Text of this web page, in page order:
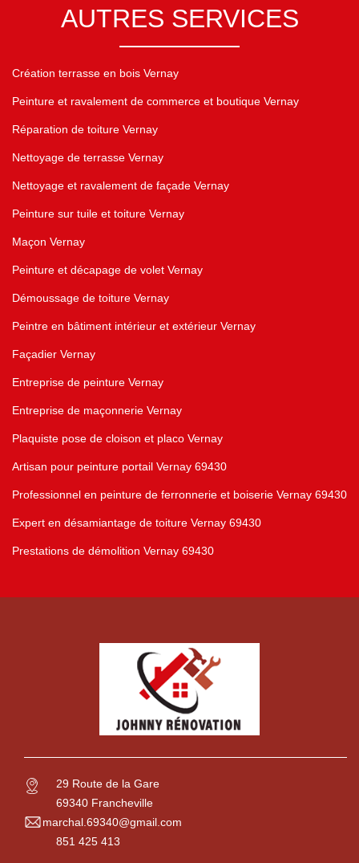
AUTRES SERVICES
Création terrasse en bois Vernay
Peinture et ravalement de commerce et boutique Vernay
Réparation de toiture Vernay
Nettoyage de terrasse Vernay
Nettoyage et ravalement de façade Vernay
Peinture sur tuile et toiture Vernay
Maçon Vernay
Peinture et décapage de volet Vernay
Démoussage de toiture Vernay
Peintre en bâtiment intérieur et extérieur Vernay
Façadier Vernay
Entreprise de peinture Vernay
Entreprise de maçonnerie Vernay
Plaquiste pose de cloison et placo Vernay
Artisan pour peinture portail Vernay 69430
Professionnel en peinture de ferronnerie et boiserie Vernay 69430
Expert en désamiantage de toiture Vernay 69430
Prestations de démolition Vernay 69430
29 Route de la Gare
69340 Francheville
marchal.69340@gmail.com
851 425 413